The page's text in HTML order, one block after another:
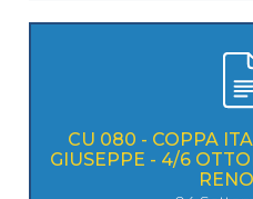
CU 080 - COPPA
GIUSEPPE - 4/6